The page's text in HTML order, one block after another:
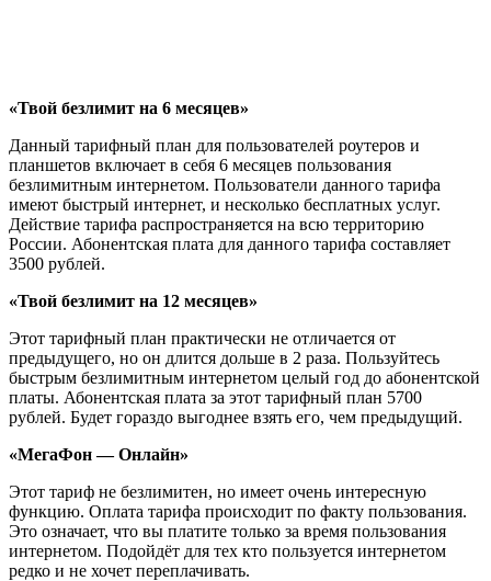
«Твой безлимит на 6 месяцев»
Данный тарифный план для пользователей роутеров и
планшетов включает в себя 6 месяцев пользования
безлимитным интернетом. Пользователи данного тарифа
имеют быстрый интернет, и несколько бесплатных услуг.
Действие тарифа распространяется на всю территорию
России. Абонентская плата для данного тарифа составляет
3500 рублей.
«Твой безлимит на 12 месяцев»
Этот тарифный план практически не отличается от
предыдущего, но он длится дольше в 2 раза. Пользуйтесь
быстрым безлимитным интернетом целый год до абонентской
платы. Абонентская плата за этот тарифный план 5700
рублей. Будет гораздо выгоднее взять его, чем предыдущий.
«МегаФон — Онлайн»
Этот тариф не безлимитен, но имеет очень интересную
функцию. Оплата тарифа происходит по факту пользования.
Это означает, что вы платите только за время пользования
интернетом. Подойдёт для тех кто пользуется интернетом
редко и не хочет переплачивать.